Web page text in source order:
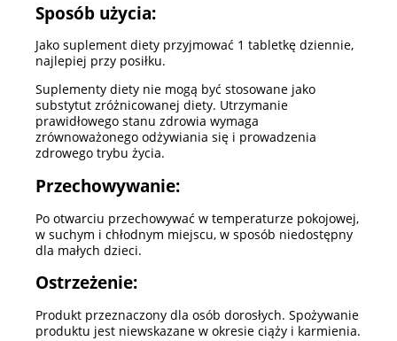
Sposób użycia:
Jako suplement diety przyjmować 1 tabletkę dziennie,
najlepiej przy posiłku.
Suplementy diety nie mogą być stosowane jako
substytut zróżnicowanej diety. Utrzymanie
prawidłowego stanu zdrowia wymaga
zrównoważonego odżywiania się i prowadzenia
zdrowego trybu życia.
Przechowywanie:
Po otwarciu przechowywać w temperaturze pokojowej,
w suchym i chłodnym miejscu, w sposób niedostępny
dla małych dzieci.
Ostrzeżenie:
Produkt przeznaczony dla osób dorosłych. Spożywanie
produktu jest niewskazane w okresie ciąży i karmienia.